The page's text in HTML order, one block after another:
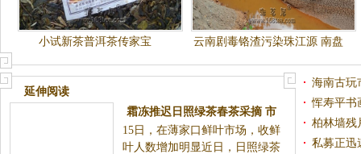
小试新茶普洱茶传家宝
云南剧毒铬渣污染珠江源 南盘
江畔大批牲畜暴毙
延伸阅读
霜冻推迟日照绿茶春茶采摘 市
场少量上市
15日，在薄家口鲜叶市场，收鲜
叶人数增加明显近日，日照绿茶
海南古玩
机构
恽寿平书
柏林墙残
私募正迅